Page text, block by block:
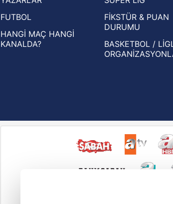
Reddet
UEFA Avrupa Ligi haberleri
UEFA Konferans Ligi haberleri
FUTBOL
HANGİ MAÇ HANGİ
KANALDA?
FİKSTÜR & PUAN
DURUMU
BASKETBOL /